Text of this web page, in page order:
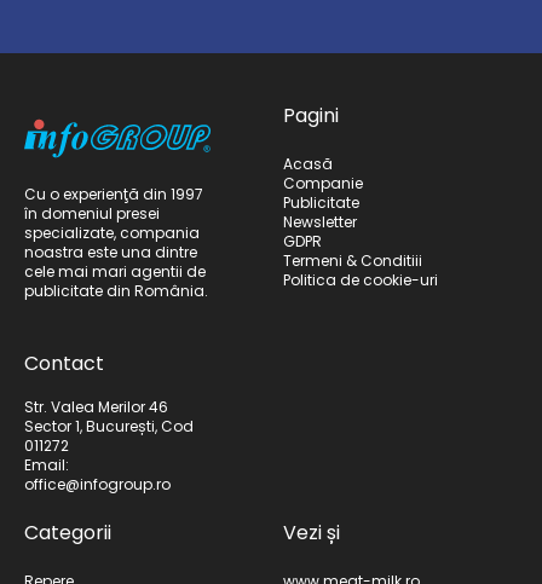
Cu o experienţă din 1997
în domeniul presei
specializate, compania
noastra este una dintre
cele mai mari agentii de
publicitate din România.
Contact
Str. Valea Merilor 46
Sector 1, București, Cod
011272
Email:
office@infogroup.ro
Pagini
Acasă
Companie
Publicitate
Newsletter
GDPR
Termeni & Conditiii
Politica de cookie-uri
Categorii Vezi și